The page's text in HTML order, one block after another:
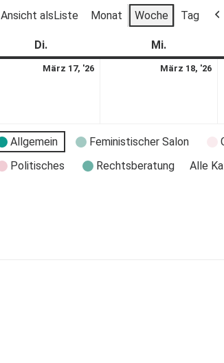
Ansicht alsListe Monat Woche Tag
Di. Mi.
März 17, '26 März 18, '26
Allgemein Feministischer Salon
Politisches
Rechtsberatung
Alle